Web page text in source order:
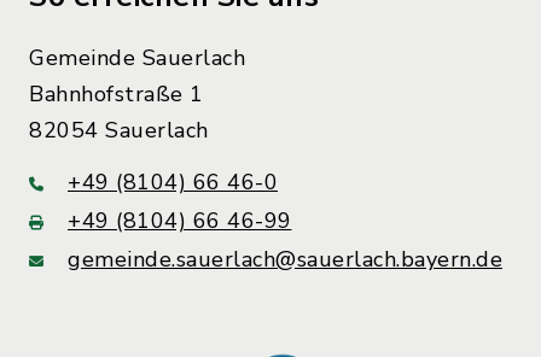
Gemeinde Sauerlach
Bahnhofstraße 1
82054 Sauerlach
+49 (8104) 66 46-0
+49 (8104) 66 46-99
gemeinde.sauerlach@sauerlach.bayern.de